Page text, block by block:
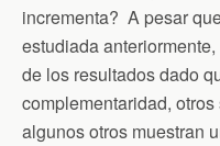
incrementa? A pesar
estudiada
de los resultados dado
complementaridad,
algunos otros muestran